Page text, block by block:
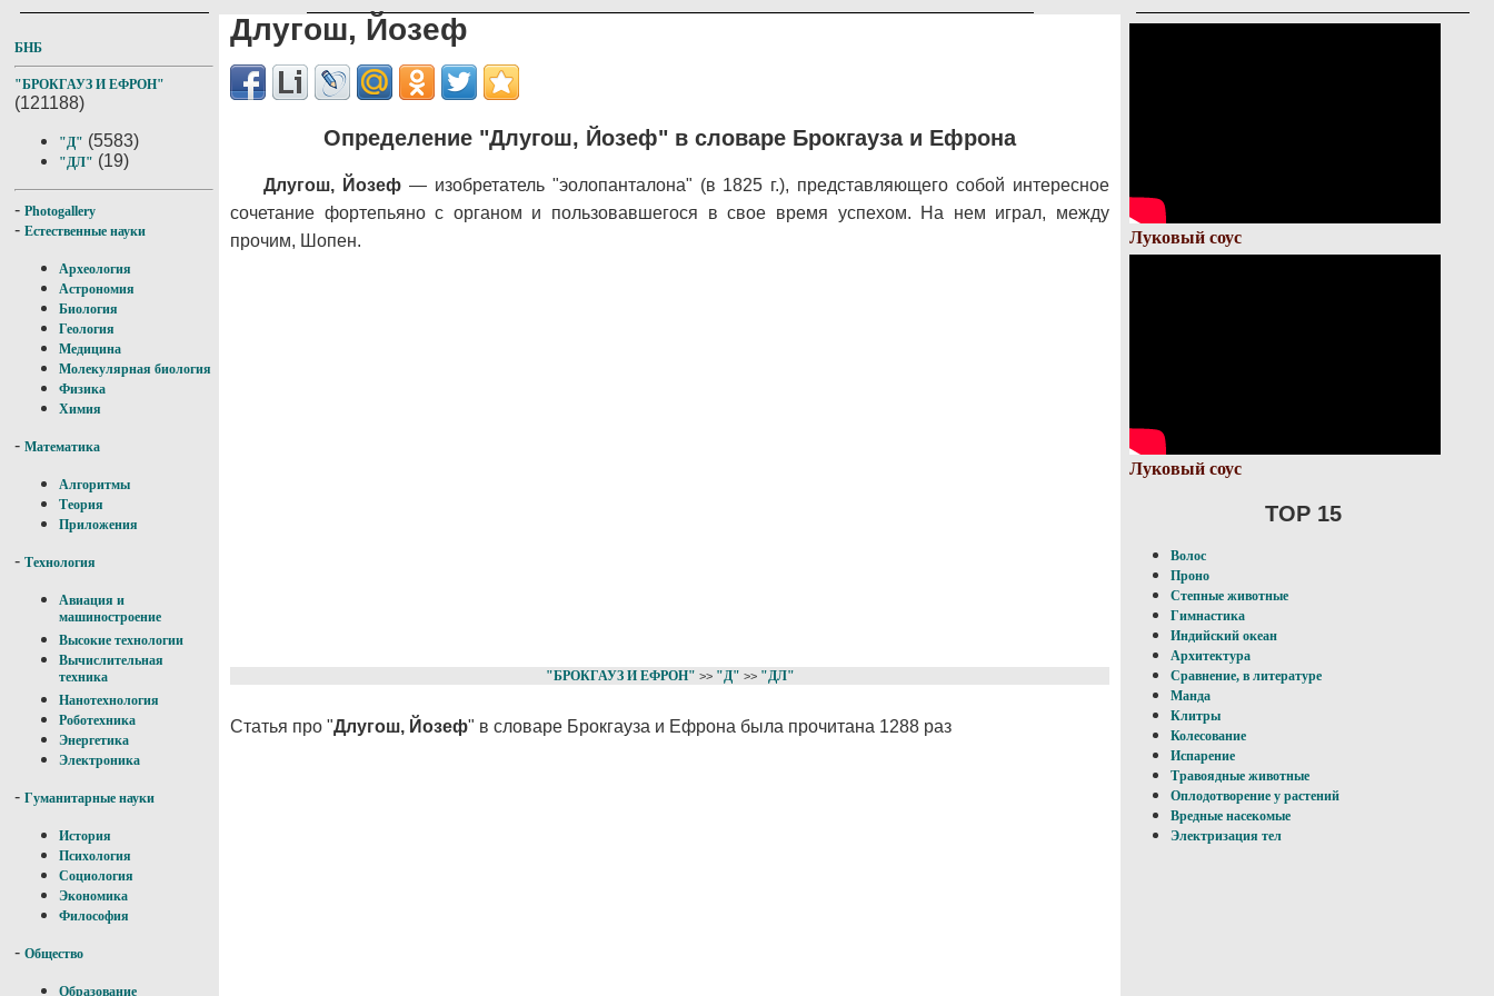
БНБ
"БРОКГАУЗ И ЕФРОН"
(121188)
"Д" (5583)
"ДЛ" (19)
- Photogallery
- Естественные науки
Археология
Астрономия
Биология
Геология
Медицина
Молекулярная биология
Физика
Химия
- Математика
Алгоритмы
Теория
Приложения
- Технология
Авиация и
машиностроение
Высокие технологии
Вычислительная
техника
Нанотехнология
Роботехника
Энергетика
Электроника
- Гуманитарные науки
История
Психология
Социология
Экономика
Философия
- Общество
Образование
Длугош, Йозеф
Определение "Длугош, Йозеф" в словаре Брокгауза и Ефрона
Длугош, Йозеф— изобретатель "эолопанталона" (в 1825 г.), представляющего собой интересное
сочетание фортепьяно с органом и пользовавшегося в свое время успехом. На нем играл, между
прочим, Шопен.
"БРОКГАУЗ И ЕФРОН" >> "Д" >> "ДЛ"
Статья про "Длугош, Йозеф" в словаре Брокгауза и Ефрона была прочитана 1288 раз
Луковый соус
Луковый соус
TOP 15
Волос
Проно
Степные животные
Гимнастика
Индийский океан
Архитектура
Сравнение, в литературе
Манда
Клитры
Колесование
Испарение
Травоядные животные
Оплодотворение у pacтений
Вредные насекомые
Электризация тел